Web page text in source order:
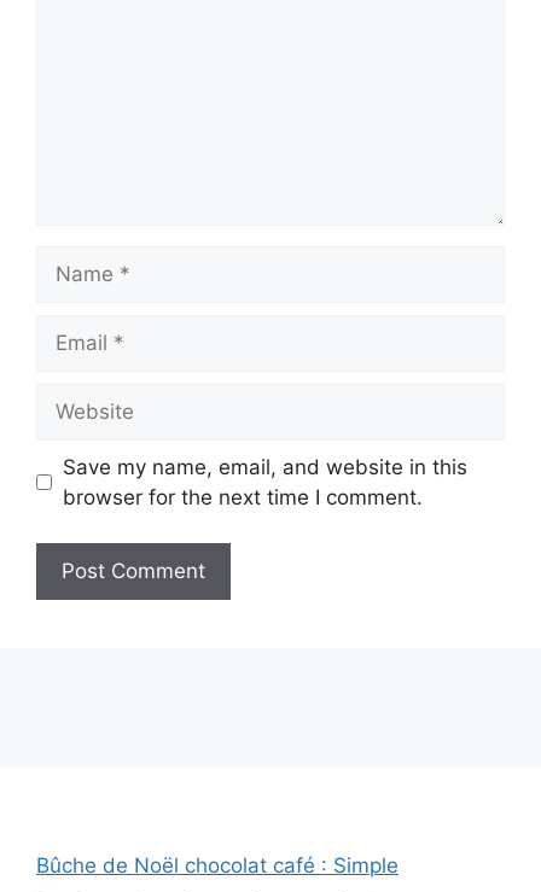
Save my name, email, and website in this
browser for the next time I comment.
Bûche de Noël chocolat café : Simple